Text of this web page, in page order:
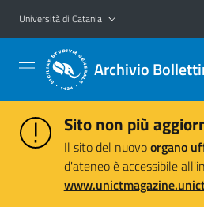
Vai al contenuto principale
Vai al menu di navigazione
Università di Catania
Archivio
Sito non più
Il sito del nuovoorgano
d'ateneo è accessibile